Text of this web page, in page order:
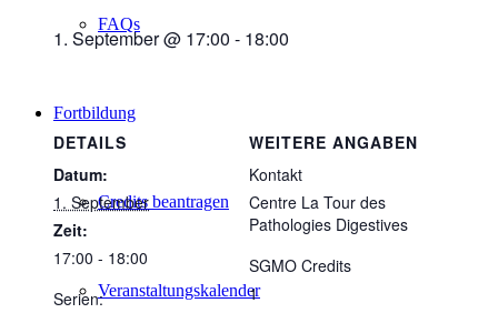
FAQs
Fortbildung
Credits beantragen
Veranstaltungskalender
1. September @ 17:00 - 18:00
DETAILS
Datum:
1. September
Zeit:
17:00 - 18:00
Serien:
WEITERE ANGABEN
Kontakt
Centre La Tour des
Pathologies Digestives
SGMO Credits
1